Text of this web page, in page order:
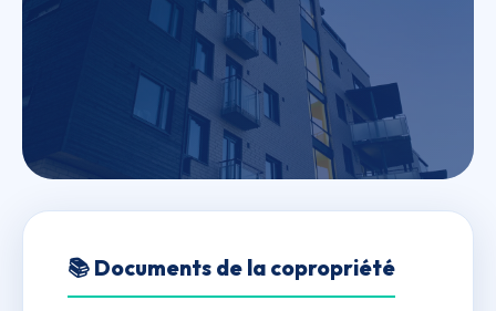
MABROUKA
📚 Documents de la copropriété